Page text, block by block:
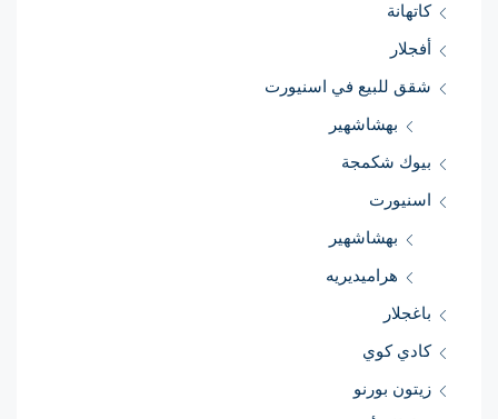
كاتهانة
أفجلار
شقق للبيع في اسنيورت
بهشاشهير
بيوك شكمجة
اسنيورت
بهشاشهير
هراميديريه
باغجلار
كادي كوي
زيتون بورنو